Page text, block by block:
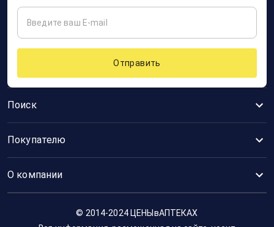
Поиск
Покупателю
О компании
Отправить
© 2014-2024 ЦЕНЫвАПТЕКАХ